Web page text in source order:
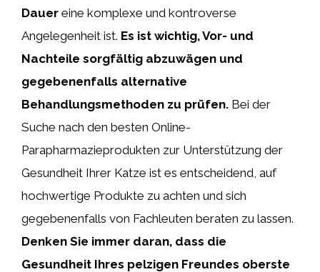
Dauer eine komplexe und kontroverse
Angelegenheit ist. Es ist wichtig, Vor- und
Nachteile sorgfältig abzuwägen und
gegebenenfalls alternative
Behandlungsmethoden zu prüfen. Bei der
Suche nach den besten Online-
Parapharmazieprodukten zur Unterstützung der
Gesundheit Ihrer Katze ist es entscheidend, auf
hochwertige Produkte zu achten und sich
gegebenenfalls von Fachleuten beraten zu lassen.
Denken Sie immer daran, dass die
Gesundheit Ihres pelzigen Freundes oberste